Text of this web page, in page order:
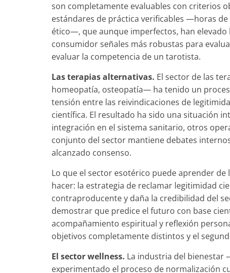
son completamente evaluables con criterios
estándares de práctica verificables —horas
ético—, que aunque imperfectos, han
consumidor señales más robustas para
evaluar la competencia de un tarotista.
Las terapias alternativas. El sector de las
homeopatía, osteopatía— ha tenido un
tensión entre las reivindicaciones de
científica. El resultado ha sido una situación
integración en el sistema sanitario, otros
conjunto del sector mantiene debates
alcanzado consenso.
Lo que el sector esotérico puede aprender
hacer: la estrategia de reclamar legitimidad
contraproducente y daña la credibilidad del
demostrar que predice el futuro con base
acompañamiento espiritual y reflexión
objetivos completamente distintos y el
El sector wellness. La industria del bienestar
experimentado el proceso de normalización